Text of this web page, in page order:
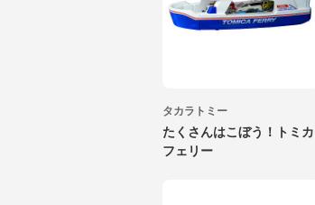
タカラトミー
たくさんはこぼう！トミカ
フェリー